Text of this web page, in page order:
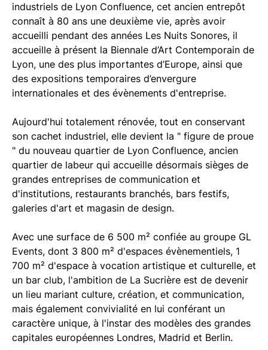
industriels de Lyon Confluence, cet ancien entrepôt
connaît à 80 ans une deuxième vie, après avoir
accueilli pendant des années Les Nuits Sonores, il
accueille à présent la Biennale d’Art Contemporain de
Lyon, une des plus importantes d’Europe, ainsi que
des expositions temporaires d’envergure
internationales et des évènements d'entreprise.
Aujourd'hui totalement rénovée, tout en conservant
son cachet industriel, elle devient la " figure de proue
" du nouveau quartier de Lyon Confluence, ancien
quartier de labeur qui accueille désormais sièges de
grandes entreprises de communication et
d'institutions, restaurants branchés, bars festifs,
galeries d'art et magasin de design.
Avec une surface de 6 500 m² confiée au groupe GL
Events, dont 3 800 m² d'espaces évènementiels, 1
700 m² d'espace à vocation artistique et culturelle, et
un bar club, l'ambition de La Sucrière est de devenir
un lieu mariant culture, création, et communication,
mais également convivialité en lui conférant un
caractère unique, à l'instar des modèles des grandes
capitales européennes Londres, Madrid et Berlin.